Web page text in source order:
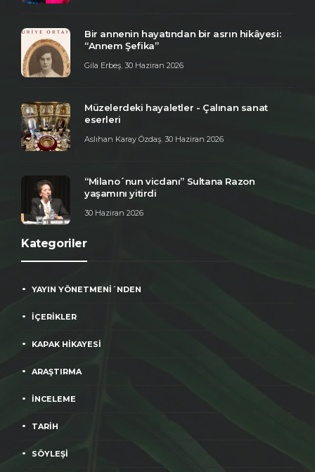
Bir annenin hayatından bir asrın hikâyesi:
“Annem Şefika”
Gila Erbeş, 30 Haziran 2026
Müzelerdeki hayaletler - Çalınan sanat
eserleri
Aslıhan Karay Özdaş, 30 Haziran 2026
“Milano´nun vicdanı” Sultana Razon
yaşamını yitirdi
30 Haziran 2026
Kategoriler
YAYIN YÖNETMENİ´NDEN
İÇERİKLER
KAPAK HİKAYESİ
ARAŞTIRMA
İNCELEME
TARİH
SÖYLEŞİ